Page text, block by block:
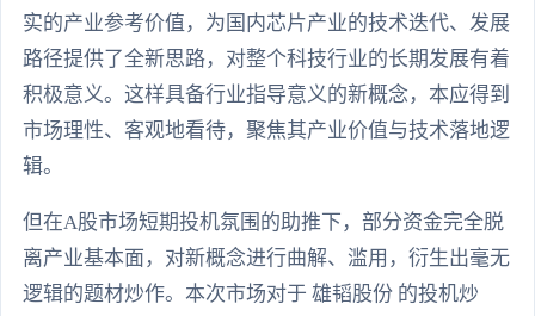
实的产业参考价值，为国内芯片产业的技术迭代、发展
路径提供了全新思路，对整个科技行业的长期发展有着
积极意义。这样具备行业指导意义的新概念，本应得到
市场理性、客观地看待，聚焦其产业价值与技术落地逻
辑。
但在A股市场短期投机氛围的助推下，部分资金完全脱
离产业基本面，对新概念进行曲解、滥用，衍生出毫无
逻辑的题材炒作。本次市场对于 雄韬股份 的投机炒